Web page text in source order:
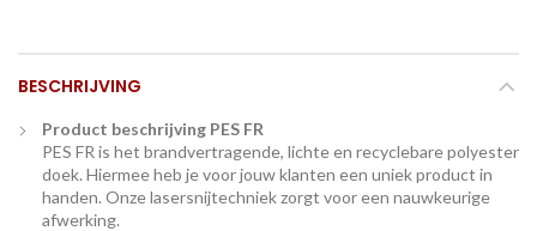
BESCHRIJVING
Product beschrijving PES FR
PES FR is het brandvertragende, lichte en recyclebare polyester
doek. Hiermee heb je voor jouw klanten een uniek product in
handen. Onze lasersnijtechniek zorgt voor een nauwkeurige
afwerking.